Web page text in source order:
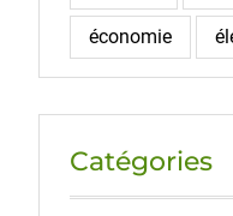
économie
Catégories